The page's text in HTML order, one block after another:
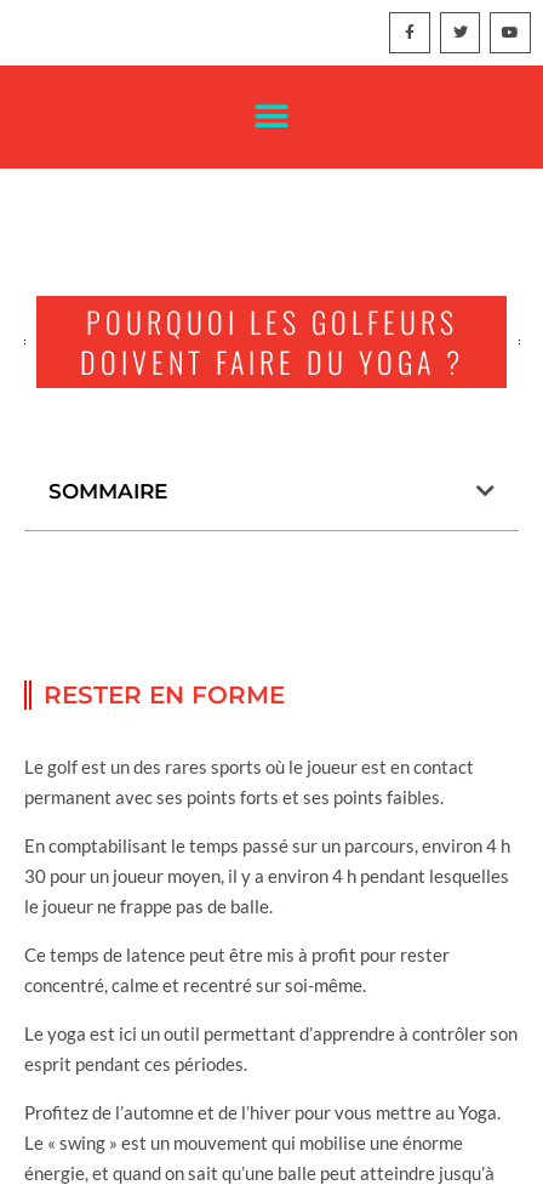
POURQUOI LES GOLFEURS
DOIVENT FAIRE DU YOGA ?
SOMMAIRE
RESTER EN FORME
Le golf est un des rares sports où le joueur est en contact
permanent avec ses points forts et ses points faibles.
En comptabilisant le temps passé sur un parcours, environ 4 h
30 pour un joueur moyen, il y a environ 4 h pendant lesquelles
le joueur ne frappe pas de balle.
Ce temps de latence peut être mis à profit pour rester
concentré, calme et recentré sur soi-même.
Le yoga est ici un outil permettant d’apprendre à contrôler son
esprit pendant ces périodes.
Profitez de l’automne et de l’hiver pour vous mettre au Yoga.
Le « swing » est un mouvement qui mobilise une énorme
énergie, et quand on sait qu’une balle peut atteindre jusqu’à